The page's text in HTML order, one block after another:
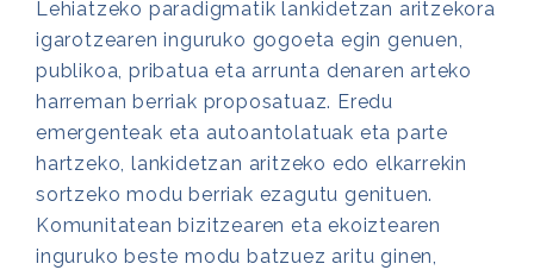
Lehiatzeko paradigmatik lankidetzan aritzekora
igarotzearen inguruko gogoeta egin genuen,
publikoa, pribatua eta arrunta denaren arteko
harreman berriak proposatuaz. Eredu
emergenteak eta autoantolatuak eta parte
hartzeko, lankidetzan aritzeko edo elkarrekin
sortzeko modu berriak ezagutu genituen.
Komunitatean bizitzearen eta ekoiztearen
inguruko beste modu batzuez aritu ginen,